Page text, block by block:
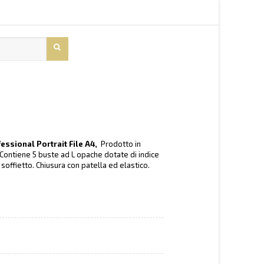
Portrait File A4, Prodotto in
5 buste ad L opache dotate di indice
Chiusura con patella ed elastico.